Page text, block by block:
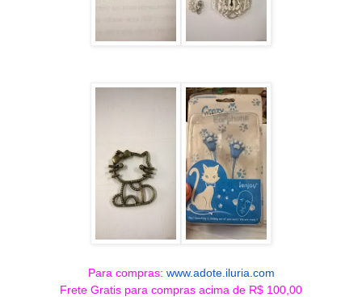
Para compras: www.adote.iluria.com
Frete Gratis para compras acima de R$ 100,00